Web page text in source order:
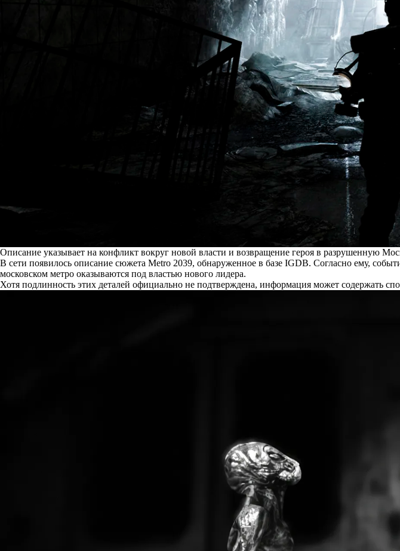
Описание указывает на конфликт вокруг новой власти и возвращение героя в разрушенную
В сети появилось описание сюжета Metro 2039, обнаруженное в базе IGDB. Согласно ему,
московском метро оказываются под властью нового лидера.
Хотя подлинность этих деталей официально не подтверждена, информация может содержать